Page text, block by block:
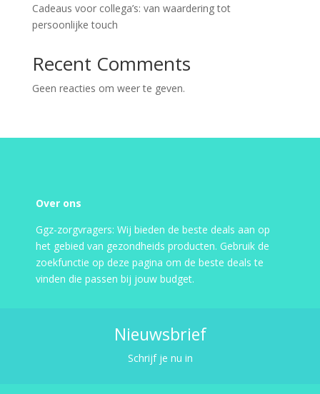
Cadeaus voor collega’s: van waardering tot
persoonlijke touch
Recent Comments
Geen reacties om weer te geven.
Over ons
Ggz-zorgvragers: Wij bieden de beste deals aan op
het gebied van gezondheids producten. Gebruik de
zoekfunctie op deze pagina om de beste deals te
vinden die passen bij jouw budget.
Nieuwsbrief
Schrijf je nu in